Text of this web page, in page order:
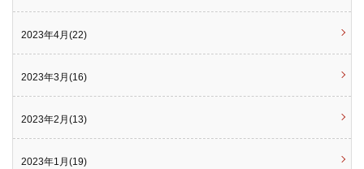
2023年4月(22)
2023年3月(16)
2023年2月(13)
2023年1月(19)